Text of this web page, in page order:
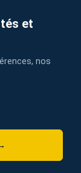
et
nos